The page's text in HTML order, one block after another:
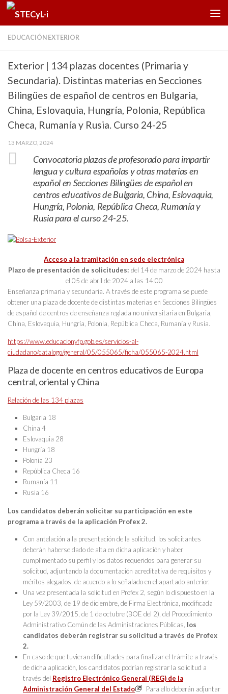
Saltar al contenido
EDUCACIÓN EXTERIOR
Exterior | 134 plazas docentes (Primaria y
Secundaria). Distintas materias en Secciones
Bilingües de español de centros en Bulgaria,
China, Eslovaquia, Hungría, Polonia, República
Checa, Rumanía y Rusia. Curso 24-25
13 MARZO, 2024
Convocatoria plazas de profesorado para impartir
lengua y cultura españolas y otras materias en
español en Secciones Bilingües de español en
centros educativos de Bulgaria, China, Eslovaquia,
Hungría, Polonia, República Checa, Rumanía y
Rusia para el curso 24-25.
Acceso a la tramitación en sede electrónica
Plazo de presentación de solicitudes: del 14 de marzo de 2024 hasta
el 05 de abril de 2024 a las 14:00
Enseñanza primaria y secundaria. A través de este programa se puede
obtener una plaza de docente de distintas materias en Secciones Bilingües
de español de centros de enseñanza reglada no universitaria en Bulgaria,
China, Eslovaquia, Hungría, Polonia, República Checa, Rumanía y Rusia.
https://www.educacionyfp.gob.es/servicios-al-
ciudadano/catalogo/general/05/055065/ficha/055065-2024.html
Plaza de docente en centros educativos de Europa
central, oriental y China
Relación de las 134 plazas
Bulgaria 18
China 4
Eslovaquia 28
Hungría 18
Polonia 23
República Checa 16
Rumanía 11
Rusia 16
Los candidatos deberán solicitar su participación en este
programa a través de la aplicación Profex 2.
Con antelación a la presentación de la solicitud, los solicitantes
deberán haberse dado de alta en dicha aplicación y haber
cumplimentado su perfil y los datos requeridos para generar su
solicitud, adjuntando la documentación acreditativa de requisitos y
méritos alegados, de acuerdo a lo señalado en el apartado anterior.
Una vez presentada la solicitud en Profex 2, según lo dispuesto en la
Ley 59/2003, de 19 de diciembre, de Firma Electrónica, modificada
por la Ley 39/2015, de 1 de octubre (BOE del 2), del Procedimiento
Administrativo Común de las Administraciones Públicas, los
candidatos deberán registrar su solicitud a través de Profex
2.
En caso de que tuvieran dificultades para finalizar el trámite a través
de dicha aplicación, los candidatos podrían registrar la solicitud a
través del Registro Electrónico General (REG) de la
Administración General del Estado
Para ello deberán adjuntar